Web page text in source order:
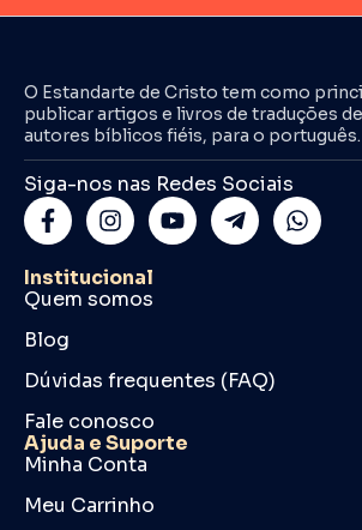
O Estandarte de Cristo tem como
publicar artigos e livros de traduções
autores bíblicos fiéis, para o português.
Siga-nos nas Redes Sociais
Institucional
Quem somos
Blog
Dúvidas frequentes (FAQ)
Fale conosco
Ajuda e Suporte
Minha Conta
Meu Carrinho